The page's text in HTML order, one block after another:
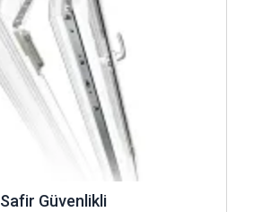
Safir Güvenlikli